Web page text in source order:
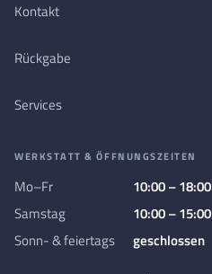
Kontakt
Rückgabe
Services
WERKSTATT & ÖFFNUNGSZEITEN
Mo–Fr
10:00 –
Samstag
10:00 –
Sonn- & feiertags
geschlossen